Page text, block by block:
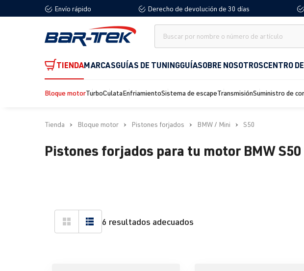
Saltar a la navegación principal
Envío rápido Derecho de devolución de 30 días
TIENDAMARCASGUÍAS DE TUNINGGUÍASOBRE NOSOTROSCENTRO
Bloque motorTurboCulataEnfriamientoSistema de escapeTransmisiónSuministro de
Tienda Bloque motor Pistones forjados BMW / Mini S50
Pistones forjados para tu motor BMW S50
6 resultados adecuados